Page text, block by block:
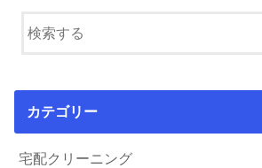
カテゴリー
宅配クリーニング